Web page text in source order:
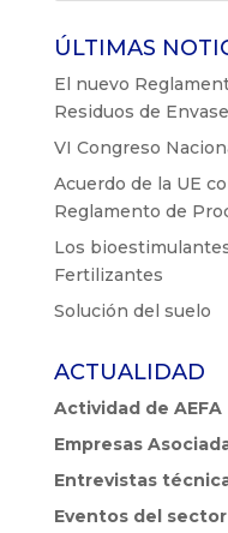
ÚLTIMAS
El nuevo
Residuos de
VI Congreso
Acuerdo de la UE
Reglamento de
Los
Fertilizantes
Solución del suelo
ACTUALIDAD
Actividad de AEFA
Empresas
Entrevistas
Eventos del sector